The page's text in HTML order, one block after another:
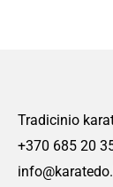
Tradicinio
+370 685 20